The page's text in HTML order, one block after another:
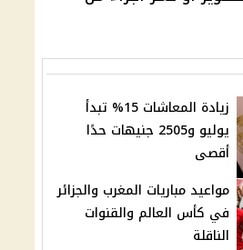
زيادة المعاشات 15% تبدأ
يوليو و2505 جنيهات حدًا
أقصى
مواعيد مباريات المغرب والجزائر
في كأس العالم والقنوات
الناقلة